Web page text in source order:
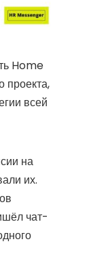
Home
проекта,
всей
на
их.
чат-